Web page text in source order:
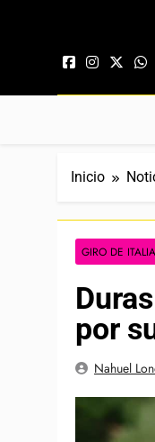
Inicio
GIRO DE ITALIA
por
Nahuel